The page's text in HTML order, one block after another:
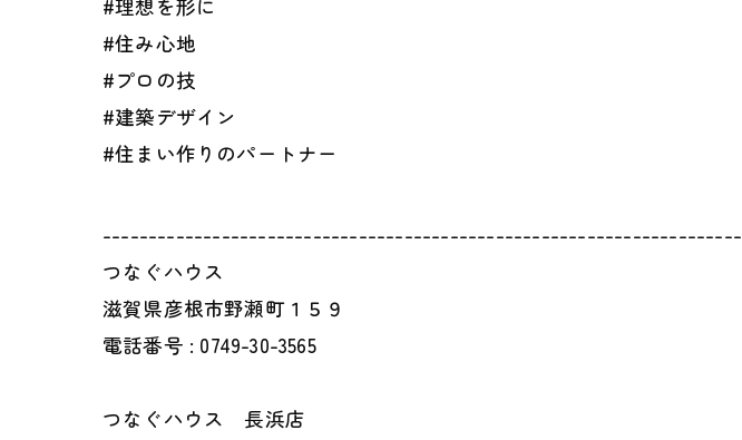
#理想を形に
#住み心地
#プロの技
#建築デザイン
#住まい作りのパートナー
----------------------------------------------------------------------
つなぐハウス
滋賀県彦根市野瀬町１５９
電話番号 : 0749-30-3565
つなぐハウス 長浜店